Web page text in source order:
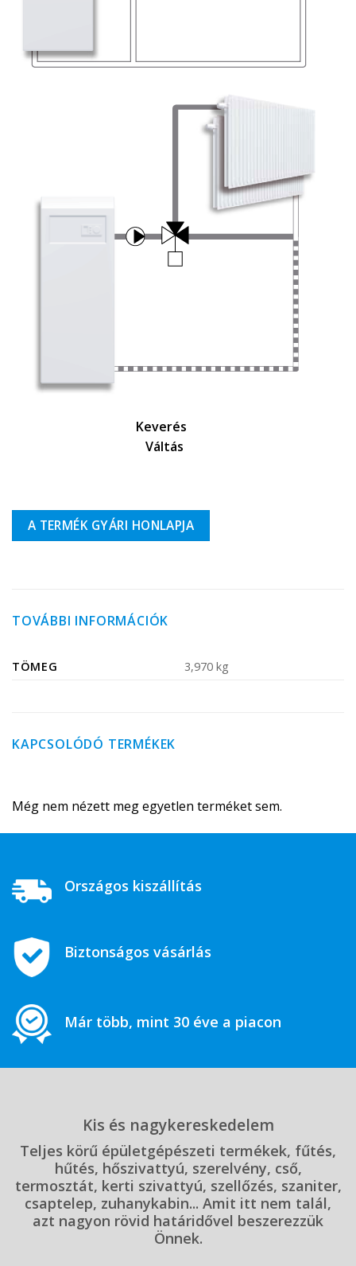
Keverés
Váltás
A TERMÉK GYÁRI HONLAPJA
TOVÁBBI INFORMÁCIÓK
TÖMEG 3,970 kg
KAPCSOLÓDÓ TERMÉKEK
Még nem nézett meg egyetlen terméket sem.
Országos kiszállítás
Biztonságos vásárlás
Már több, mint 30 éve a piacon
Kis és nagykereskedelem
Teljes körű épületgépészeti termékek, fűtés,
hűtés, hőszivattyú, szerelvény, cső,
termosztát, kerti szivattyú, szellőzés, szaniter,
csaptelep, zuhanykabin... Amit itt nem talál,
azt nagyon rövid határidővel beszerezzük
Önnek.